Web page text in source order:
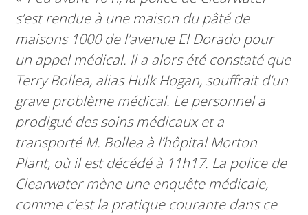
s’est rendue à une maison du pâté de
maisons 1000 de l’avenue El Dorado pour
un appel médical. Il a alors été constaté que
Terry Bollea, alias Hulk Hogan, souffrait d’un
grave problème médical. Le personnel a
prodigué des soins médicaux et a
transporté M. Bollea à l’hôpital Morton
Plant, où il est décédé à 11h17. La police de
Clearwater mène une enquête médicale,
comme c’est la pratique courante dans ce